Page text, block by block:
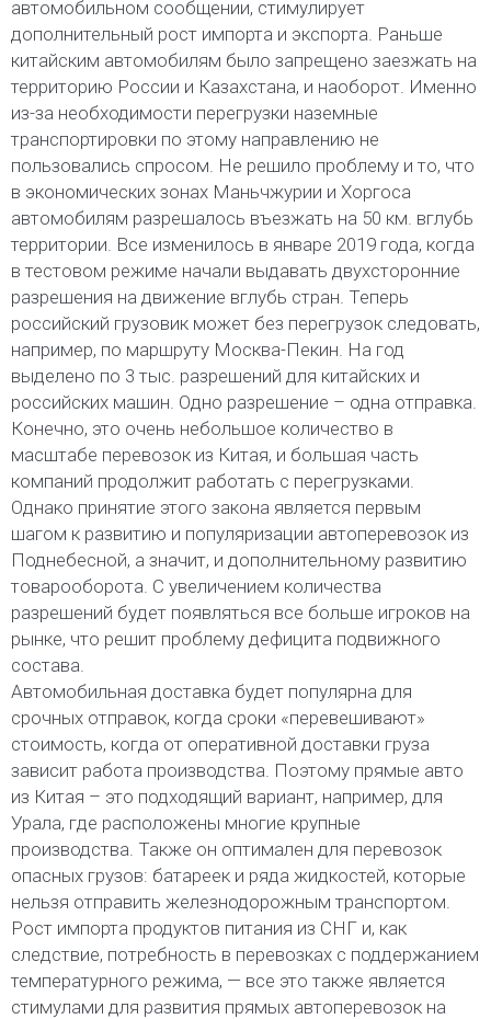
автомобильном сообщении, стимулирует
дополнительный рост импорта и экспорта. Раньше
китайским автомобилям было запрещено заезжать на
территорию России и Казахстана, и наоборот. Именно
из-за необходимости перегрузки наземные
транспортировки по этому направлению не
пользовались спросом. Не решило проблему и то, что
в экономических зонах Маньчжурии и Хоргоса
автомобилям разрешалось въезжать на 50 км. вглубь
территории. Все изменилось в январе 2019 года, когда
в тестовом режиме начали выдавать двухсторонние
разрешения на движение вглубь стран. Теперь
российский грузовик может без перегрузок следовать,
например, по маршруту Москва-Пекин. На год
выделено по 3 тыс. разрешений для китайских и
российских машин. Одно разрешение – одна отправка.
Конечно, это очень небольшое количество в
масштабе перевозок из Китая, и большая часть
компаний продолжит работать с перегрузками.
Однако принятие этого закона является первым
шагом к развитию и популяризации автоперевозок из
Поднебесной, а значит, и дополнительному развитию
товарооборота. С увеличением количества
разрешений будет появляться все больше игроков на
рынке, что решит проблему дефицита подвижного
состава.
Автомобильная доставка будет популярна для
срочных отправок, когда сроки «перевешивают»
стоимость, когда от оперативной доставки груза
зависит работа производства. Поэтому прямые авто
из Китая – это подходящий вариант, например, для
Урала, где расположены многие крупные
производства. Также он оптимален для перевозок
опасных грузов: батареек и ряда жидкостей, которые
нельзя отправить железнодорожным транспортом.
Рост импорта продуктов питания из СНГ и, как
следствие, потребность в перевозках с поддержанием
температурного режима, — все это также является
стимулами для развития прямых автоперевозок на